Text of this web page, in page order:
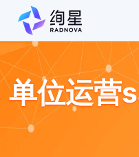
单位运营